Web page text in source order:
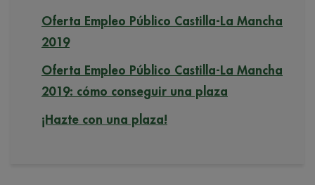
Oferta Empleo Público Castilla-La Mancha
2019
Oferta Empleo Público Castilla-La Mancha
2019: cómo conseguir una plaza
¡Hazte con una plaza!